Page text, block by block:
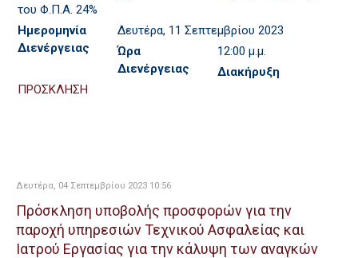
του Φ.Π.Α. 24%
Ημερομηνία
Διενέργειας
Δευτέρα, 11 Σεπτεμβρίου 2023
Ώρα
Διενέργειας
12:00 μ.μ.
Διακήρυξη
ΠΡΟΣΚΛΗΣΗ
Δευτέρα, 04 Σεπτεμβρίου 2023 10:56
Πρόσκληση υποβολής προσφορών για την
παροχή υπηρεσιών Τεχνικού Ασφαλείας και
Ιατρού Εργασίας για την κάλυψη των αναγκών